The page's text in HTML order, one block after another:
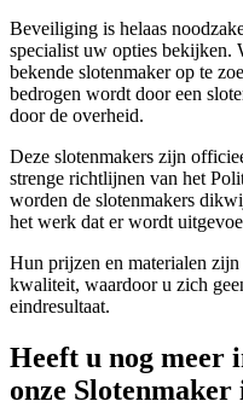
Beveiliging is helaas
specialist uw opties bekijken.
bekende slotenmaker op te
bedrogen wordt door een
door de overheid.
Deze slotenmakers zijn
strenge richtlijnen van het
worden de slotenmakers
het werk dat er wordt
Hun prijzen en materialen
kwaliteit, waardoor u zich
eindresultaat.
Heeft u nog meer
onze